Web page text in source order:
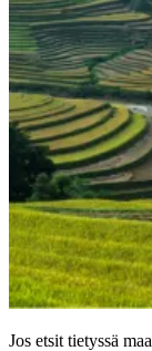
Jos etsit tietyssä